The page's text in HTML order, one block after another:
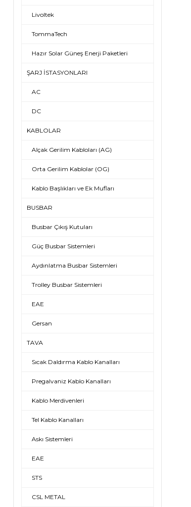
Livoltek
TommaTech
Hazır Solar Güneş Enerji Paketleri
ŞARJ İSTASYONLARI
AC
DC
KABLOLAR
Alçak Gerilim Kabloları (AG)
Orta Gerilim Kablolar (OG)
Kablo Başlıkları ve Ek Mufları
BUSBAR
Busbar Çıkış Kutuları
Güç Busbar Sistemleri
Aydınlatma Busbar Sistemleri
Trolley Busbar Sistemleri
EAE
Gersan
TAVA
Sıcak Daldırma Kablo Kanalları
Pregalvaniz Kablo Kanalları
Kablo Merdivenleri
Tel Kablo Kanalları
Askı Sistemleri
EAE
STS
CSL METAL